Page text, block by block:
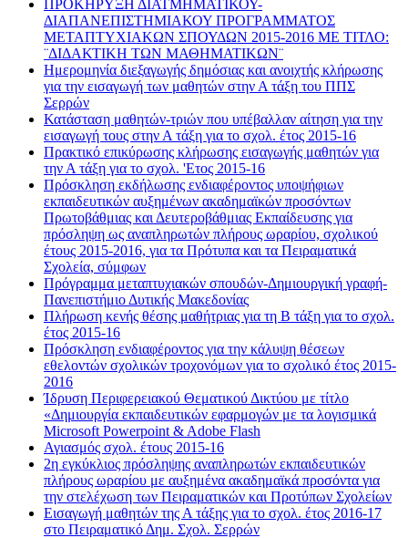
ΠΡΟΚΗΡΥΞΗ ΔΙΑΤΜΗΜΑΤΙΚΟΥ-
ΔΙΑΠΑΝΕΠΙΣΤΗΜΙΑΚΟΥ ΠΡΟΓΡΑΜΜΑΤΟΣ
ΜΕΤΑΠΤΥΧΙΑΚΩΝ ΣΠΟΥΔΩΝ 2015-2016 ΜΕ ΤΙΤΛΟ:
¨ΔΙΔΑΚΤΙΚΗ ΤΩΝ ΜΑΘΗΜΑΤΙΚΩΝ¨
Ημερομηνία διεξαγωγής δημόσιας και ανοιχτής κλήρωσης
για την εισαγωγή των μαθητών στην Α τάξη του ΠΠΣ
Σερρών
Κατάσταση μαθητών-τριών που υπέβαλλαν αίτηση για την
εισαγωγή τους στην Α τάξη για το σχολ. έτος 2015-16
Πρακτικό επικύρωσης κλήρωσης εισαγωγής μαθητών για
την Α τάξη για το σχολ. 'Ετος 2015-16
Πρόσκληση εκδήλωσης ενδιαφέροντος υποψήφιων
εκπαιδευτικών αυξημένων ακαδημαϊκών προσόντων
Πρωτοβάθμιας και Δευτεροβάθμιας Εκπαίδευσης για
πρόσληψη ως αναπληρωτών πλήρους ωραρίου, σχολικού
έτους 2015-2016, για τα Πρότυπα και τα Πειραματικά
Σχολεία, σύμφων
Πρόγραμμα μεταπτυχιακών σπουδών-Δημιουργική γραφή-
Πανεπιστήμιο Δυτικής Μακεδονίας
Πλήρωση κενής θέσης μαθήτριας για τη Β τάξη για το σχολ.
έτος 2015-16
Πρόσκληση ενδιαφέροντος για την κάλυψη θέσεων
εθελοντών σχολικών τροχονόμων για το σχολικό έτος 2015-
2016
Ίδρυση Περιφερειακού Θεματικού Δικτύου με τίτλο
«Δημιουργία εκπαιδευτικών εφαρμογών με τα λογισμικά
Microsoft Powerpoint & Adobe Flash
Αγιασμός σχολ. έτους 2015-16
2η εγκύκλιος πρόσληψης αναπληρωτών εκπαιδευτικών
πλήρους ωραρίου με αυξημένα ακαδημαϊκά προσόντα για
την στελέχωση των Πειραματικών και Προτύπων Σχολείων
Εισαγωγή μαθητών της Α τάξης για το σχολ. έτος 2016-17
στο Πειραματικό Δημ. Σχολ. Σερρών